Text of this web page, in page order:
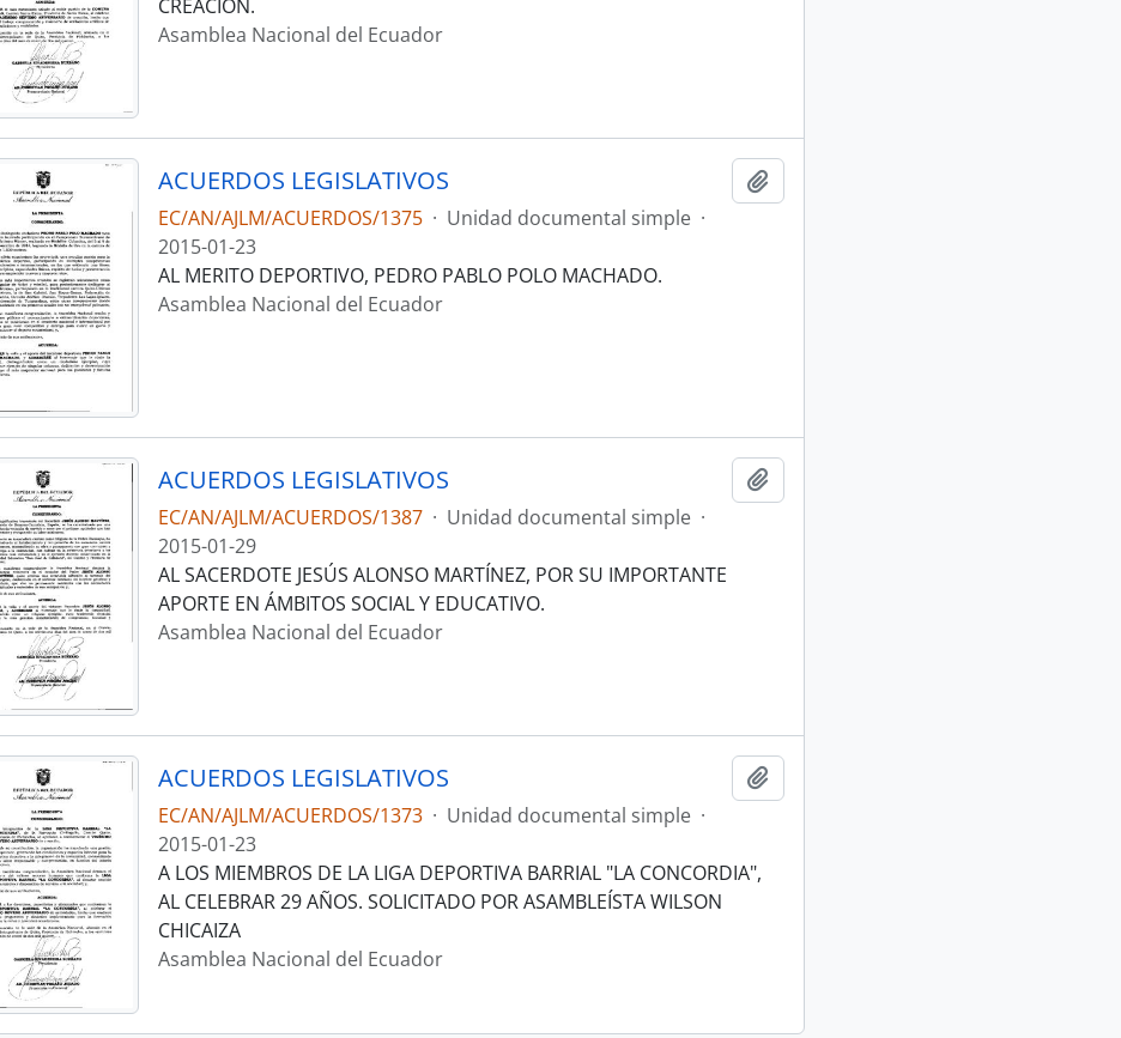
CREACIÓN.
Asamblea Nacional del Ecuador
ACUERDOS LEGISLATIVOS
EC/AN/AJLM/ACUERDOS/1375 · Unidad documental simple ·
2015-01-23
AL MERITO DEPORTIVO, PEDRO PABLO POLO MACHADO.
Asamblea Nacional del Ecuador
ACUERDOS LEGISLATIVOS
EC/AN/AJLM/ACUERDOS/1387 · Unidad documental simple ·
2015-01-29
AL SACERDOTE JESÚS ALONSO MARTÍNEZ, POR SU IMPORTANTE
APORTE EN ÁMBITOS SOCIAL Y EDUCATIVO.
Asamblea Nacional del Ecuador
ACUERDOS LEGISLATIVOS
EC/AN/AJLM/ACUERDOS/1373 · Unidad documental simple ·
2015-01-23
A LOS MIEMBROS DE LA LIGA DEPORTIVA BARRIAL "LA CONCORDIA",
AL CELEBRAR 29 AÑOS. SOLICITADO POR ASAMBLEÍSTA WILSON
CHICAIZA
Asamblea Nacional del Ecuador